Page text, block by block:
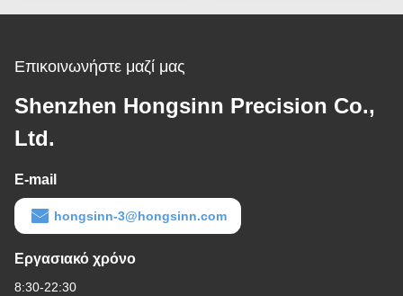
Επικοινωνήστε μαζί μας
Shenzhen Hongsinn Precision Co.,
Ltd.
E-mail
hongsinn-3@hongsinn.com
Εργασιακό χρόνο
8:30-22:30